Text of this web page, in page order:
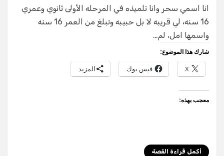
أجمل
قصة
سحاق
it
te
r
ss
e
g
er
at
s
p
p
e
gr
m
ar
e
انا اسمي سحر وانا تلميذه في المرحله الأولى ثانوي وعمري
16 سنه، لي قريبه لا بل حبيبه وتبلغ من العمر 16 سنه
واسمها امل، لم…
شارك هذا الموضوع:
X فيس بوك المزيد
معجب بهذه:
أكمل قراءة القصة